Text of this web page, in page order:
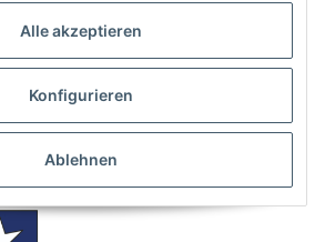
VfB Steudnitz 1990 e.V.
Alle akzeptieren
Konfigurieren
Ablehnen